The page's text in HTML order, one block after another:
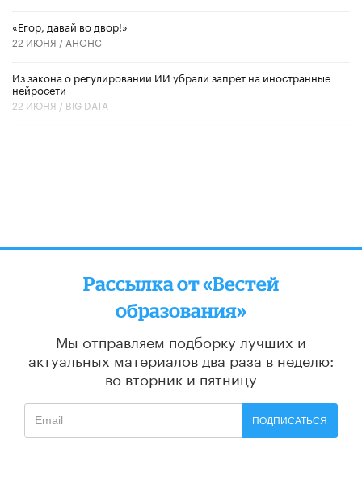
«Егор, давай во двор!»
22 ИЮНЯ / АНОНС
Из закона о регулировании ИИ убрали запрет на иностранные
нейросети
22 ИЮНЯ / BIG DATA
Рассылка от «Вестей
образования»
Мы отправляем подборку лучших и
актуальных материалов два раза в неделю:
во вторник и пятницу
ПОДПИСАТЬСЯ